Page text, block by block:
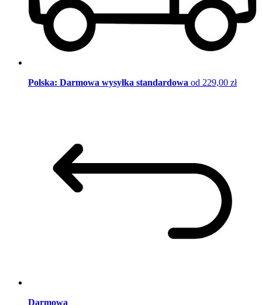
Polska: Darmowa wysyłka standardowa od 229,00 zł
Darmowa